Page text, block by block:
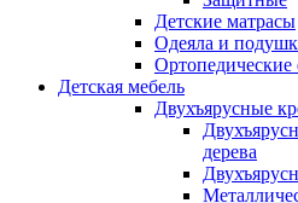
Детские матрасы
Одеяла и
Ортопедические
Детская мебель
Двухъярусные
дерева